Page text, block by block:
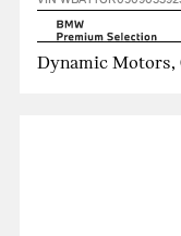
Dynamic Motors,